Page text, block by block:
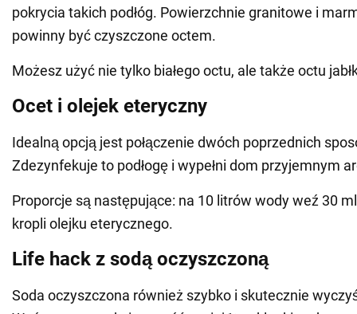
pokrycia takich podłóg. Powierzchnie granitowe i
powinny być czyszczone octem.
Możesz użyć nie tylko białego octu, ale także octu
Ocet i olejek eteryczny
Idealną opcją jest połączenie dwóch poprzednich
Zdezynfekuje to podłogę i wypełni dom przyjemnym
Proporcje są następujące: na 10 litrów wody weź 30
kropli olejku eterycznego.
Life hack z sodą oczyszczoną
Soda oczyszczona również szybko i skutecznie